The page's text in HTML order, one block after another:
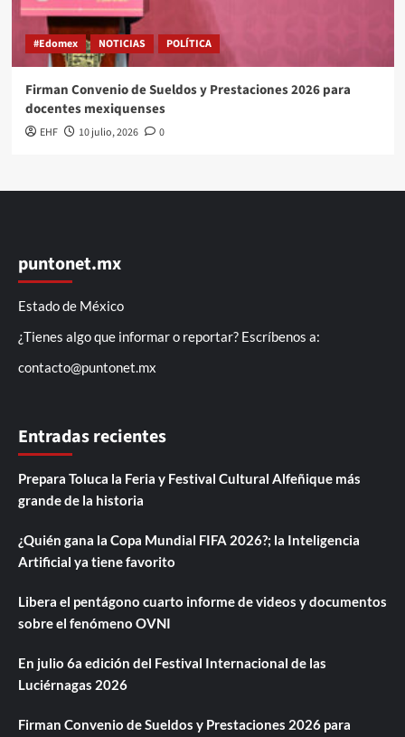
#Edomex NOTICIAS POLÍTICA
Firman Convenio de Sueldos y Prestaciones 2026 para
docentes mexiquenses
EHF 10 julio, 2026 0
puntonet.mx
Estado de México
¿Tienes algo que informar o reportar? Escríbenos a:
contacto@puntonet.mx
Entradas recientes
Prepara Toluca la Feria y Festival Cultural Alfeñique más
grande de la historia
¿Quién gana la Copa Mundial FIFA 2026?; la Inteligencia
Artificial ya tiene favorito
Libera el pentágono cuarto informe de videos y documentos
sobre el fenómeno OVNI
En julio 6a edición del Festival Internacional de las
Luciérnagas 2026
Firman Convenio de Sueldos y Prestaciones 2026 para